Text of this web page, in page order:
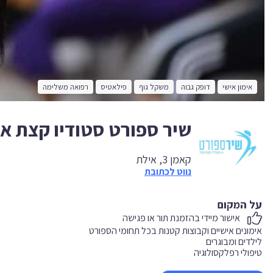
אימון אישי דופק גבוה משקל גוף פילאטיס רפואה משלימה
שיר ספורט סטודיו קצת
קאמן 3, אילת
נווט לכתובת
על המקום
אישור מיידי בהזמנת תור או פגישה
טיפולי רפלקסולוגיה